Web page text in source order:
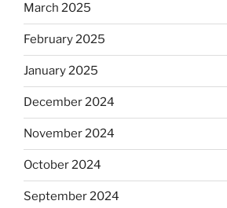
March 2025
February 2025
January 2025
December 2024
November 2024
October 2024
September 2024